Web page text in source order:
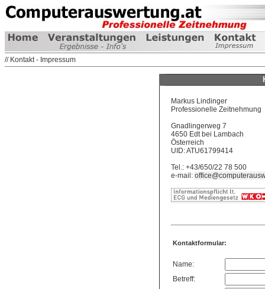
// Kontakt - Impressum
Markus Lindinger
Professionelle Zeitnehmung
Gnadlingerweg 7
4650 Edt bei Lambach
Österreich
UID: ATU61799414
Tel.: +43/650/22 78 500
e-mail:
Kontaktformular:
Name:
Betreff: